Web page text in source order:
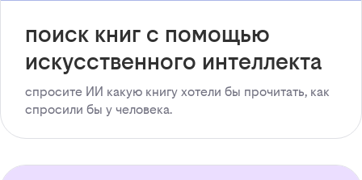
поиск книг с помощью
искусственного интеллекта
спросите ИИ какую книгу хотели бы прочитать, как
спросили бы у человека.